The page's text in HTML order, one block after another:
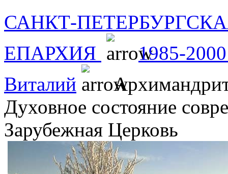
САНКТ-
ЕПАРХИЯ
1985-
Виталий
Духовное состояние
Зарубежная Церковь